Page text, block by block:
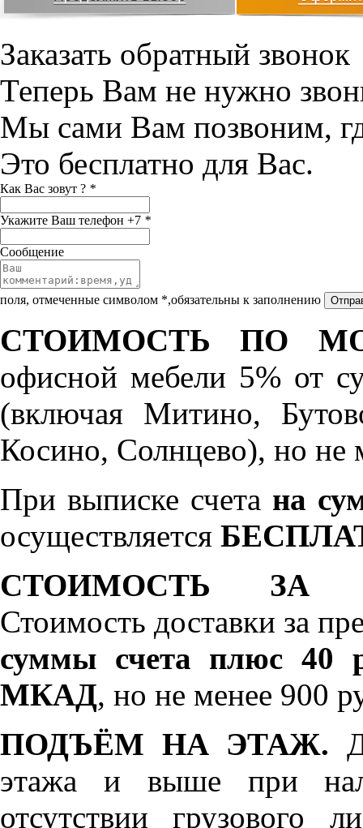
Заказать обратный звонок
Теперь Вам не нужно
Мы сами Вам позвоним,
Это бесплатно для Вас.
Как Вас зовут ? *
Укажите Ваш телефон +7 *
Сообщение
поля, отмеченные символом *,обязательны к заполнению
СТОИМОСТЬ ПО
офисной мебели 5% от
(включая Митино,
Косино, Солнцево), но не
При выписке счета на
осуществляется
СТОИМОСТЬ ЗА
Стоимость доставки за
суммы счета плюс 40
МКАД, но не менее 900
ПОДЪЁМ НА ЭТАЖ.
этажа и выше при
отсутствии грузового